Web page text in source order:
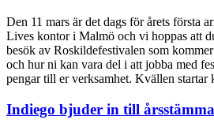
Den 11 mars är det dags för årets första
Lives kontor i Malmö och vi hoppas att
besök av Roskildefestivalen som
och hur ni kan vara del i att jobba med
pengar till er verksamhet. Kvällen
Indiego bjuder in till